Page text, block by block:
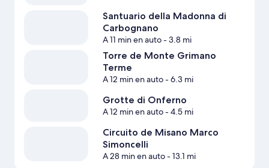
Santuario della Madonna di
Carbognano
A 11 min en auto- 3.8 mi
Torre de Monte Grimano
Terme
A 12 min en auto- 6.3 mi
Grotte di Onferno
A 12 min en auto- 4.5 mi
Circuito de Misano Marco
Simoncelli
A 28 min en auto- 13.1 mi